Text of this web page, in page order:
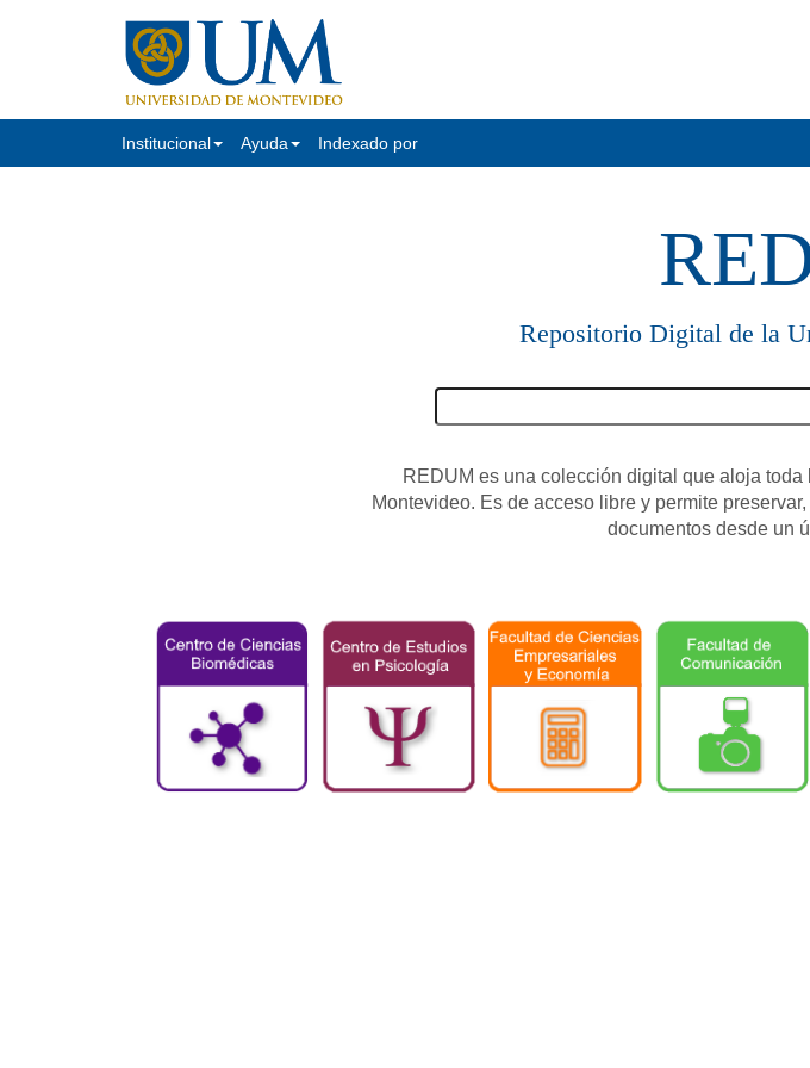
Institucional Ayuda Indexado por
Repositorio Digital de la
REDUM es una colección digital que aloja
Montevideo. Es de acceso libre y permite
documentos desde un